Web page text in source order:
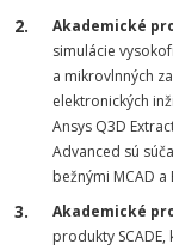
Akademické
simulácie
a mikrovlnných
elektronických
Ansys Q3D
Advanced sú
bežnými MCAD a
Akademické
produkty